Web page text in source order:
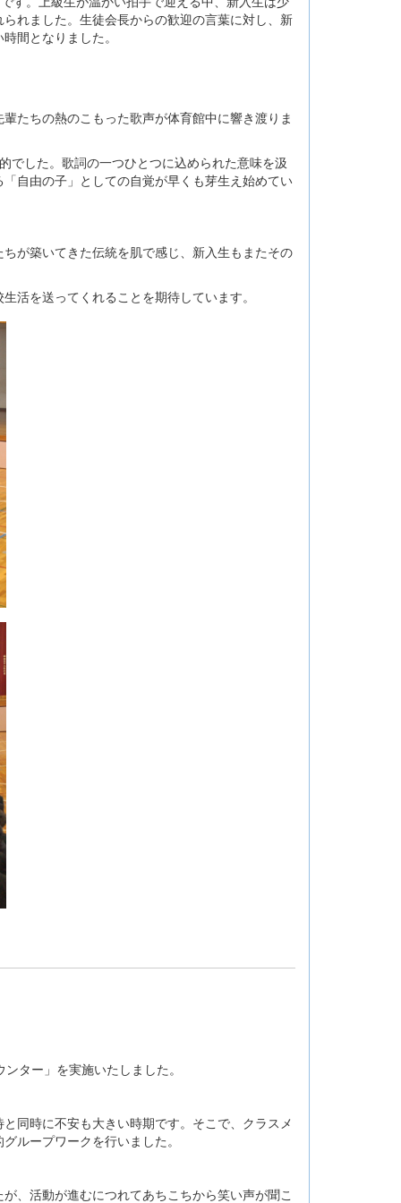
れました。生徒会長からの歓迎の言葉に対し、新
間となりました。
たちの熱のこもった歌声が体育館中に響き渡りま
でした。歌詞の一つひとつに込められた意味を汲
自由の子」としての自覚が早くも芽生え始めてい
が築いてきた伝統を肌で感じ、新入生もまたその
活を送ってくれることを期待しています。
ター」を実施いたしました。
同時に不安も大きい時期です。そこで、クラスメ
ループワークを行いました。
、活動が進むにつれてあちこちから笑い声が聞こ